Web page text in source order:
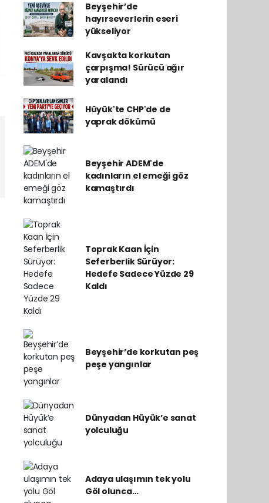
Beyşehir’de
hayırseverlerin eseri
yükseliyor
Kavşakta korkutan
çarpışma! Sürücü ağır
yaralandı
Hüyük'te CHP'de de
yaprak dökümü
Beyşehir ADEM'de
kadınların el emeği göz
kamaştırdı
Toprak Kaan İçin
Seferberlik Sürüyor:
Hedefe Sadece Yüzde 29
Kaldı
Beyşehir’de korkutan peş
peşe yangınlar
Dünyadan Hüyük’e sanat
yolculuğu
Adaya ulaşımın tek yolu
Göl olunca…